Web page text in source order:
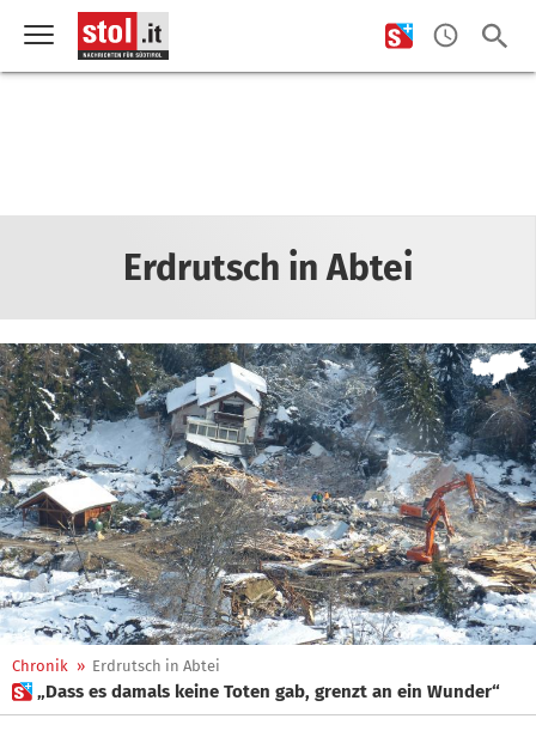
Erdrutsch in Abtei
Chronik » Erdrutsch in Abtei
 „Dass es damals keine Toten gab, grenzt an ein Wunder“